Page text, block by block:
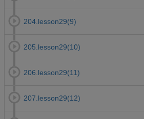
204.lesson29(9)
205.lesson29(10)
206.lesson29(11)
207.lesson29(12)